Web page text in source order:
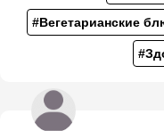
#Вегетарианские